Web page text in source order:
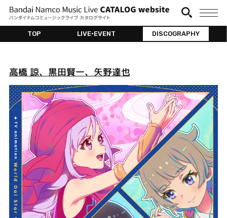
TOP LIVE•EVENT DISCOGRAPHY
高橋 諒、黒田賢一、矢野達也